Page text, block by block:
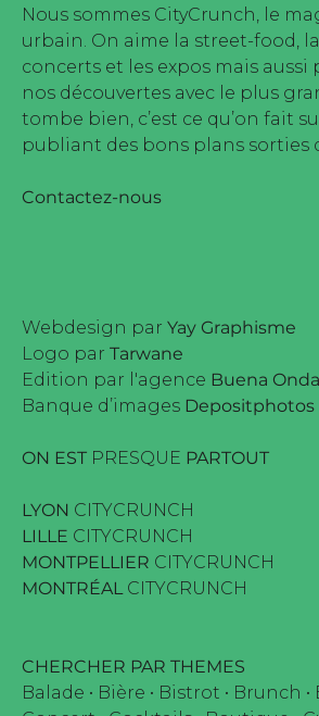
Nous sommes CityCrunch, le
urbain. On aime la street-food,
concerts et les expos mais
nos découvertes avec le plus
tombe bien, c’est ce qu’on fait
publiant des bons plans sorties
Contactez-nous
Webdesign par Yay Graphisme
Logo par Tarwane
Edition par l'agence Buena Onda
Banque d’images Depositphotos
ON EST PRESQUE PARTOUT
LYON CITYCRUNCH
LILLE CITYCRUNCH
MONTPELLIER CITYCRUNCH
MONTRÉAL CITYCRUNCH
CHERCHER PAR THEMES
Balade • Bière • Bistrot • Brunch •